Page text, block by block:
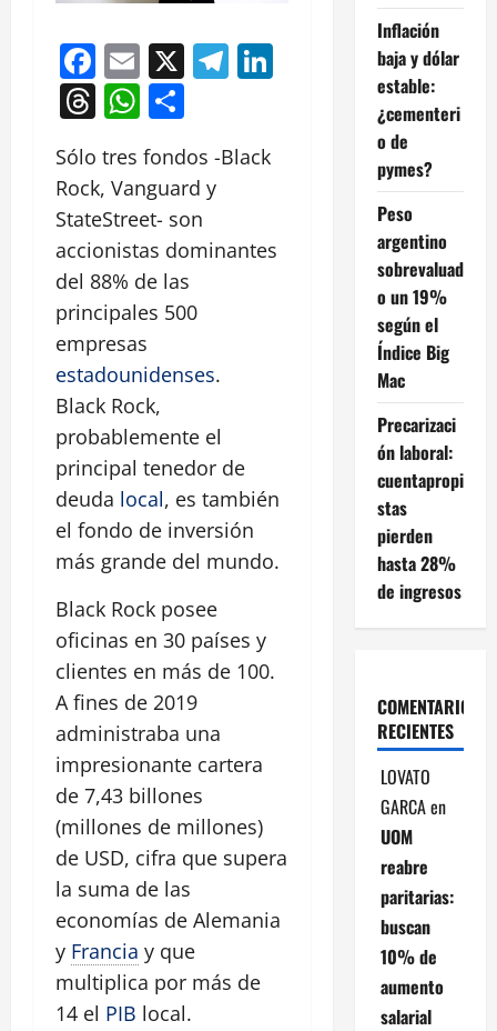
Facebook
Email
X Telegram
LinkedIn
Threads
WhatsApp
Sólo tres fondos -Black
Rock, Vanguard y
StateStreet- son
accionistas dominantes
del 88% de las
principales 500
empresas
estadounidenses.
Black Rock,
probablemente el
principal tenedor de
deuda local, es también
el fondo de inversión
más grande del mundo.
Black Rock posee
oficinas en 30 países y
clientes en más de 100.
A fines de 2019
administraba una
impresionante cartera
de 7,43 billones
(millones de millones)
de USD, cifra que supera
la suma de las
economías de Alemania
y Francia y que
multiplica por más de
14 el PIB local.
Inflación
baja y dólar
estable:
¿cementeri
o de
pymes?
Peso
argentino
sobrevaluad
o un 19%
según el
Índice Big
Mac
Precarizaci
ón laboral:
cuentapropi
stas
pierden
hasta 28%
de ingresos
COMENTARIOS
RECIENTES
LOVATO
GARCAen
UOM
reabre
paritarias:
buscan
10% de
aumento
salarial